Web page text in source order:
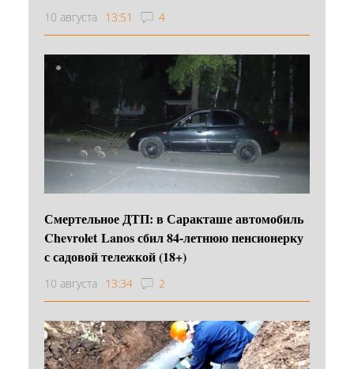
10 августа 13:51 4
Смертельное ДТП: в Саракташе автомобиль
Chevrolet Lanos сбил 84-летнюю пенсионерку
с садовой тележкой (18+)
10 августа 13:34 2